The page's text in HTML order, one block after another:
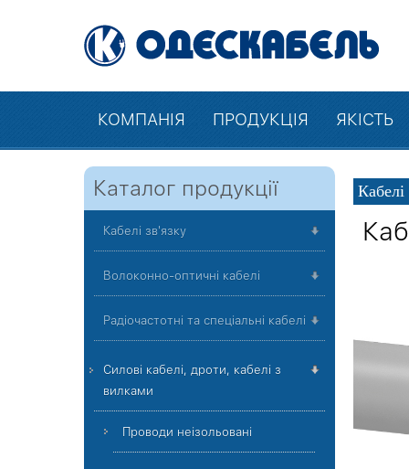
КОМПАНІЯ ПРОДУКЦІЯ ЯКІСТЬ
Каталог продукції
Кабелі зв'язку
Волоконно-оптичні кабелі
Радіочастотні та спеціальні кабелі
Силові кабелі, дроти, кабелі з
вилками
Проводи неізольовані
Кабелі